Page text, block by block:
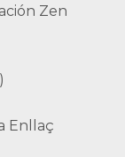
Zen
Enllaç